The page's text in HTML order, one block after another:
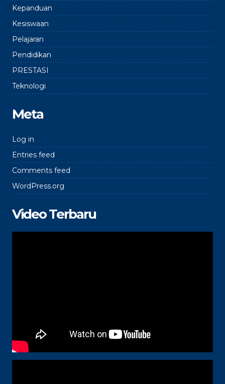
Kepanduan
Kesiswaan
Pelajaran
Pendidikan
PRESTASI
Teknologi
Meta
Log in
Entries feed
Comments feed
WordPress.org
Video Terbaru